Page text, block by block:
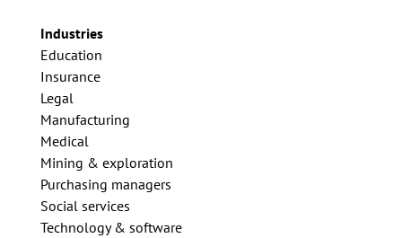
Industries
Education
Insurance
Legal
Manufacturing
Medical
Mining & exploration
Purchasing managers
Social services
Technology & software